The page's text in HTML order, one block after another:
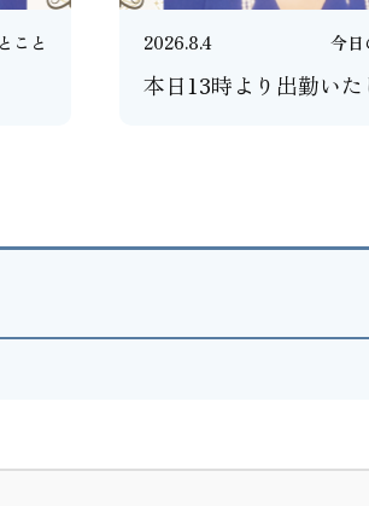
こと 2026.8.4 今日
本日13時より出勤いた